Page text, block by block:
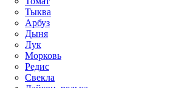
Тыква
Арбуз
Дыня
Лук
Морковь
Редис
Свекла